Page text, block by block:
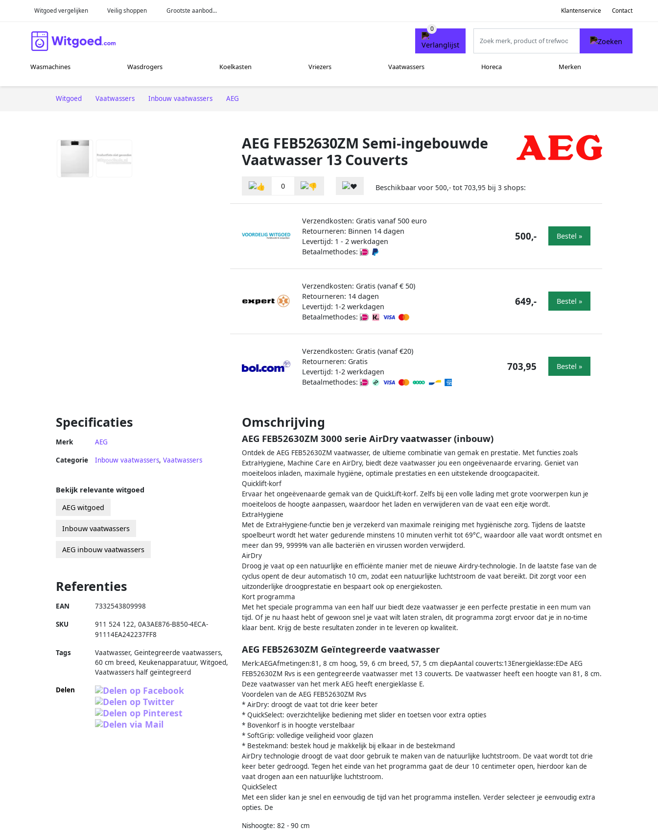
Witgoed vergelijken Veilig shoppen Grootste aanbod... Klantenservice Contact
Wasmachines Wasdrogers Koelkasten Vriezers Vaatwassers Horeca Merken
Witgoed Vaatwassers Inbouw vaatwassers AEG
AEG FEB52630ZM Semi-ingebouwde
Vaatwasser 13 Couverts
0 Beschikbaar voor 500,- tot 703,95 bij 3 shops:
Verzendkosten: Gratis vanaf 500 euro
Retourneren: Binnen 14 dagen
Levertijd: 1 - 2 werkdagen
Betaalmethodes:
500,- Bestel »
Verzendkosten: Gratis (vanaf € 50)
Retourneren: 14 dagen
Levertijd: 1-2 werkdagen
Betaalmethodes:
649,- Bestel »
Verzendkosten: Gratis (vanaf €20)
Retourneren: Gratis
Levertijd: 1-2 werkdagen
Betaalmethodes:
703,95 Bestel »
Specificaties
Merk AEG
Categorie Inbouw vaatwassers, Vaatwassers
Omschrijving
AEG FEB52630ZM 3000 serie AirDry vaatwasser (inbouw)
Ontdek de AEG FEB52630ZM vaatwasser, de ultieme combinatie van gemak en prestatie. Met functies zoals
ExtraHygiene, Machine Care en AirDry, biedt deze vaatwasser jou een ongeëvenaarde ervaring. Geniet van
moeiteloos inladen, maximale hygiëne, optimale prestaties en een uitstekende droogcapaciteit.
Quicklift-korf
Ervaar het ongeëvenaarde gemak van de QuickLift-korf. Zelfs bij een volle lading met grote voorwerpen kun je
moeiteloos de hoogte aanpassen, waardoor het laden en verwijderen van de vaat een eitje wordt.
ExtraHygiene
Met de ExtraHygiene-functie ben je verzekerd van maximale reiniging met hygiënische zorg. Tijdens de laatste
spoelbeurt wordt het water gedurende minstens 10 minuten verhit tot 69°C, waardoor alle vaat wordt ontsmet en
meer dan 99, 9999% van alle bacteriën en virussen worden verwijderd.
AirDry
Droog je vaat op een natuurlijke en efficiënte manier met de nieuwe Airdry-technologie. In de laatste fase van de
cyclus opent de deur automatisch 10 cm, zodat een natuurlijke luchtstroom de vaat bereikt. Dit zorgt voor een
uitzonderlijke droogprestatie en bespaart ook op energiekosten.
Kort programma
Met het speciale programma van een half uur biedt deze vaatwasser je een perfecte prestatie in een mum van
tijd. Of je nu haast hebt of gewoon snel je vaat wilt laten stralen, dit programma zorgt ervoor dat je in no-time
klaar bent. Krijg de beste resultaten zonder in te leveren op kwaliteit.
AEG FEB52630ZM Geïntegreerde vaatwasser
Merk:AEGAfmetingen:81, 8 cm hoog, 59, 6 cm breed, 57, 5 cm diepAantal couverts:13Energieklasse:EDe AEG
FEB52630ZM Rvs is een gentegreerde vaatwasser met 13 couverts. De vaatwasser heeft een hoogte van 81, 8 cm.
Deze vaatwasser van het merk AEG heeft energieklasse E.
Voordelen van de AEG FEB52630ZM Rvs
* AirDry: droogt de vaat tot drie keer beter
* QuickSelect: overzichtelijke bediening met slider en toetsen voor extra opties
* Bovenkorf is in hoogte verstelbaar
* SoftGrip: volledige veiligheid voor glazen
* Bestekmand: bestek houd je makkelijk bij elkaar in de bestekmand
AirDry technologie droogt de vaat door gebruik te maken van de natuurlijke luchtstroom. De vaat wordt tot drie
keer beter gedroogd. Tegen het einde van het programma gaat de deur 10 centimeter open, hierdoor kan de
vaat drogen aan een natuurlijke luchtstroom.
QuickSelect
Met een slider kan je snel en eenvoudig de tijd van het programma instellen. Verder selecteer je eenvoudig extra
opties. De
Nishoogte: 82 - 90 cm
Bekijk relevante witgoed
AEG witgoed
Inbouw vaatwassers
AEG inbouw vaatwassers
Referenties
EAN 7332543809998
SKU 911 524 122, 0A3AE876-B850-4ECA-
91114EA242237FF8
Tags
Vaatwasser, Geintegreerde vaatwassers,
60 cm breed, Keukenapparatuur, Witgoed,
Vaatwassers half geïntegreerd
Delen